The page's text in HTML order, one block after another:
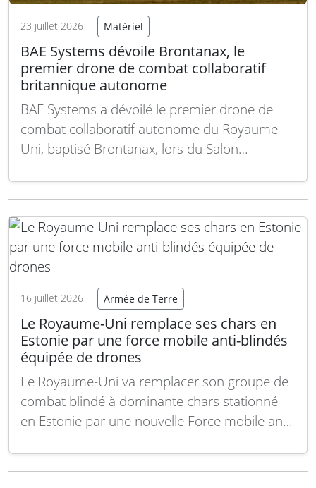
23 juillet 2026 Matériel
BAE Systems dévoile Brontanax, le
premier drone de combat collaboratif
britannique autonome
BAE Systems a dévoilé le premier drone de
combat collaboratif autonome du Royaume-
Uni, baptisé Brontanax, lors du Salon
22 juillet 2026, en présence du nouveau
Streeting. Ce drone, dont le nom provient des
mots grecs signifiant « tonnerre »…Lire la
suite
16 juillet 2026 Armée de Terre
Le Royaume-Uni remplace ses chars en
Estonie par une force mobile anti-blindés
équipée de drones
Le Royaume-Uni va remplacer son groupe de
combat blindé à dominante chars stationné
en Estonie par une nouvelle Force mobile anti-
prévue dans une feuille de route de défense